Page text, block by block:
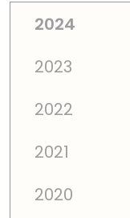
2024
2023
2022
2021
2020